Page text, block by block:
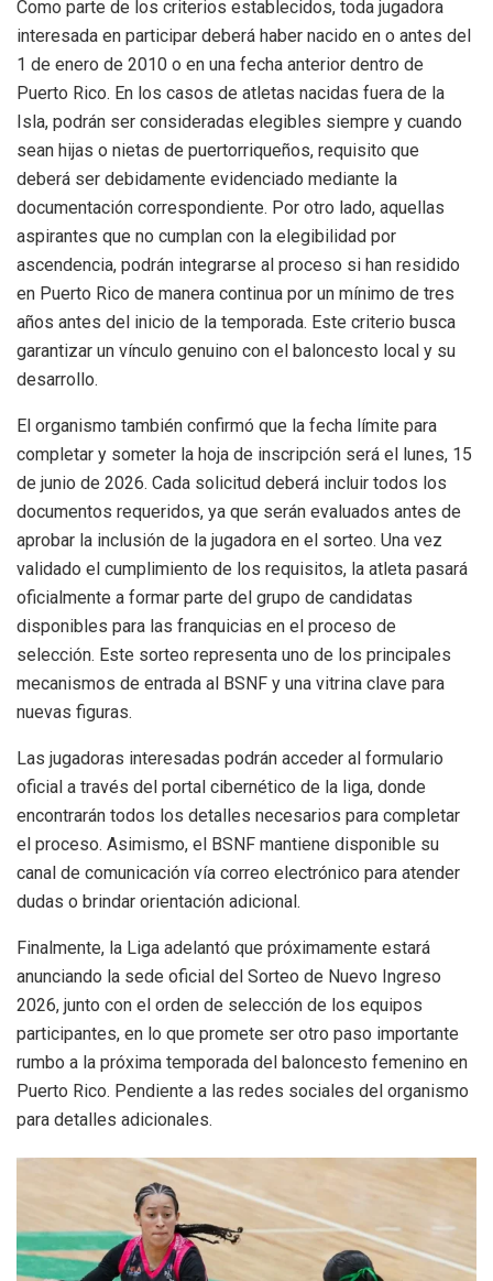
Como parte de los criterios establecidos, toda jugadora
interesada en participar deberá haber nacido en o antes del
1 de enero de 2010 o en una fecha anterior dentro de
Puerto Rico. En los casos de atletas nacidas fuera de la
Isla, podrán ser consideradas elegibles siempre y cuando
sean hijas o nietas de puertorriqueños, requisito que
deberá ser debidamente evidenciado mediante la
documentación correspondiente. Por otro lado, aquellas
aspirantes que no cumplan con la elegibilidad por
ascendencia, podrán integrarse al proceso si han residido
en Puerto Rico de manera continua por un mínimo de tres
años antes del inicio de la temporada. Este criterio busca
garantizar un vínculo genuino con el baloncesto local y su
desarrollo.
El organismo también confirmó que la fecha límite para
completar y someter la hoja de inscripción será el lunes, 15
de junio de 2026. Cada solicitud deberá incluir todos los
documentos requeridos, ya que serán evaluados antes de
aprobar la inclusión de la jugadora en el sorteo. Una vez
validado el cumplimiento de los requisitos, la atleta pasará
oficialmente a formar parte del grupo de candidatas
disponibles para las franquicias en el proceso de
selección. Este sorteo representa uno de los principales
mecanismos de entrada al BSNF y una vitrina clave para
nuevas figuras.
Las jugadoras interesadas podrán acceder al formulario
oficial a través del portal cibernético de la liga, donde
encontrarán todos los detalles necesarios para completar
el proceso. Asimismo, el BSNF mantiene disponible su
canal de comunicación vía correo electrónico para atender
dudas o brindar orientación adicional.
Finalmente, la Liga adelantó que próximamente estará
anunciando la sede oficial del Sorteo de Nuevo Ingreso
2026, junto con el orden de selección de los equipos
participantes, en lo que promete ser otro paso importante
rumbo a la próxima temporada del baloncesto femenino en
Puerto Rico. Pendiente a las redes sociales del organismo
para detalles adicionales.